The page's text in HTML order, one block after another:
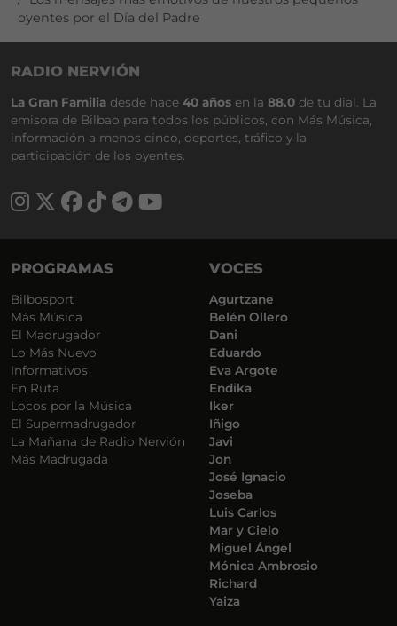
oyentes por el Día del Padre
RADIO NERVIÓN
La Gran Familia desde hace 40 años en la 88.0 de tu dial. La
emisora de Bilbao para todos los públicos, con Más Música,
información a menos cinco, deportes, tráfico y la
participación de los oyentes.
PROGRAMAS
Bilbosport
Más Música
El Madrugador
Lo Más Nuevo
Informativos
En Ruta
Locos por la Música
El Supermadrugador
La Mañana de Radio Nervión
Más Madrugada
VOCES
Agurtzane
Belén Ollero
Dani
Eduardo
Eva Argote
Endika
Iker
Iñigo
Javi
Jon
José Ignacio
Joseba
Luis Carlos
Mar y Cielo
Miguel Ángel
Mónica Ambrosio
Richard
Yaiza